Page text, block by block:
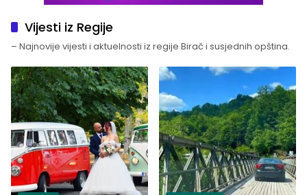
Vijesti iz Regije
– Najnovije vijesti i aktuelnosti iz regije Birač i susjednih opština.